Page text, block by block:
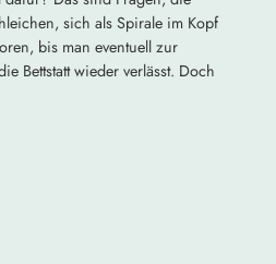
sich als Spirale im Kopf
bis man eventuell zur
Bettstatt wieder verlässt. Doch